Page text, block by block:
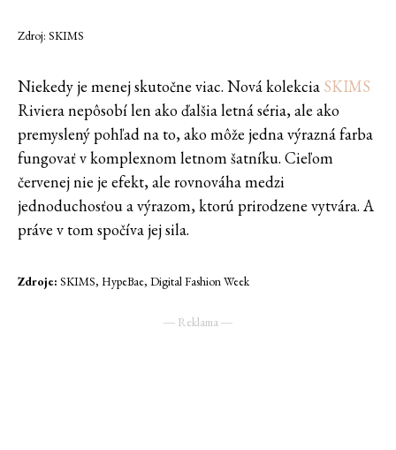
Zdroj: SKIMS
Niekedy je menej skutočne viac. Nová kolekcia SKIMS
Riviera nepôsobí len ako ďalšia letná séria, ale ako
premyslený pohľad na to, ako môže jedna výrazná farba
fungovať v komplexnom letnom šatníku. Cieľom
červenej nie je efekt, ale rovnováha medzi
jednoduchosťou a výrazom, ktorú prirodzene vytvára. A
práve v tom spočíva jej sila.
Zdroje: SKIMS, HypeBae, Digital Fashion Week
― Reklama ―